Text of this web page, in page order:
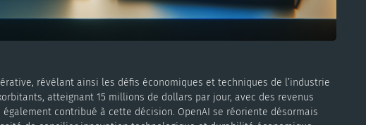
révélant ainsi les défis économiques et techniques de l’industrie
atteignant 15 millions de dollars par jour, avec des revenus
contribué à cette décision. OpenAI se réoriente désormais